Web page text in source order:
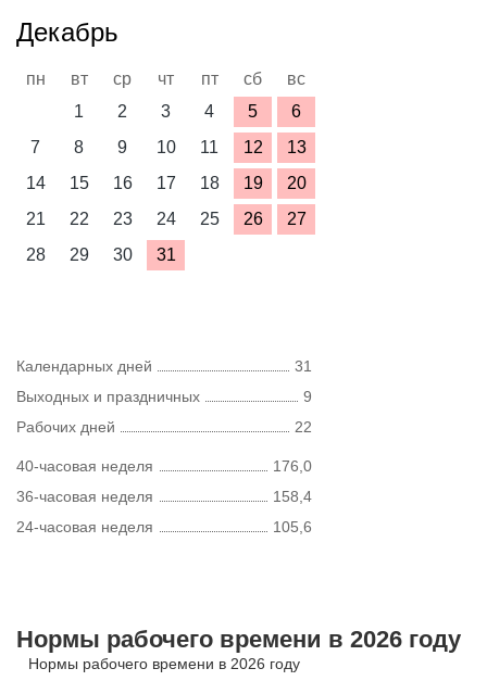
Декабрь
пн вт ср чт пт сб
вс
1
2 3 4 5
6
7
8 9 10 11 12
13
14
15 16 17 18 19
20
21
22 23 24 25 26
27
28
29 30 31
Календарных дней
31
Выходных и праздничных
9
Рабочих дней
22
40-часовая неделя
176,0
36-часовая неделя
158,4
24-часовая неделя
105,6
Нормы рабочего времени в 2026 году
Нормы рабочего времени в 2026 году